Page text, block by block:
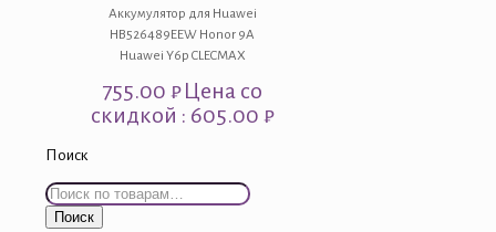
Аккумулятор для Huawei
HB526489EEW Honor 9A
Huawei Y6p CLECMAX
755.00₽Цена со
скидкой : 605.00 ₽
Поиск
Искать:
Поиск